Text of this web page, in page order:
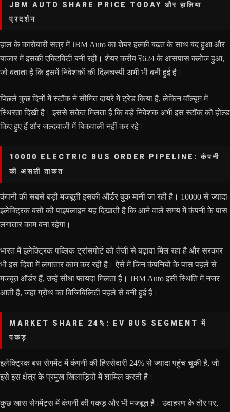
JBM AUTO SHARE PRICE TODAY और हालिया
प्रदर्शन
हाल के कारोबारी सत्र में JBM Auto का शेयर हल्की बढ़त के साथ बंद हुआ और
बाजार में इसकी एक्टिविटी बनी रही। शेयर करीब ₹624 के आसपास क्लोज हुआ,
जो बताता है कि इसमें निवेशकों की दिलचस्पी अभी भी बनी हुई है।
पिछले कुछ दिनों में स्टॉक ने सीमित दायरे में ट्रेड किया है, लेकिन वॉल्यूम में
स्थिरता दिखी है। इससे संकेत मिलता है कि बड़े निवेशक अभी इस स्टॉक को होल्ड
किए हुए हैं और जल्दबाजी में बिकवाली नहीं कर रहे।
10000 ELECTRIC BUS ORDER PIPELINE: कंपनी
की असली ताकत
कंपनी की सबसे बड़ी मजबूती इसकी ऑर्डर बुक मानी जा रही है। 10000 से ज्यादा
इलेक्ट्रिक बसों की पाइपलाइन यह दिखाती है कि आने वाले समय में कंपनी के पास
लगातार काम बना रहेगा।
भारत में इलेक्ट्रिक पब्लिक ट्रांसपोर्ट को तेजी से बढ़ावा मिल रहा है और सरकार
भी इस दिशा में लगातार काम कर रही है। ऐसे में जिन कंपनियों के पास पहले से
मजबूत ऑर्डर हैं, उन्हें सीधा फायदा मिलता है। JBM Auto इसी स्थिति में नजर
आती है, जहां ग्रोथ का विजिबिलिटी पहले से बनी हुई है।
MARKET SHARE 24%: EV BUS SEGMENT में
पकड़
इलेक्ट्रिक बस सेगमेंट में कंपनी की हिस्सेदारी 24% से ज्यादा पहुंच चुकी है, जो
इसे इस क्षेत्र के प्रमुख खिलाड़ियों में शामिल करती है।
कुछ खास सेगमेंट्स में कंपनी की पकड़ और भी मजबूत है। उदाहरण के तौर पर,